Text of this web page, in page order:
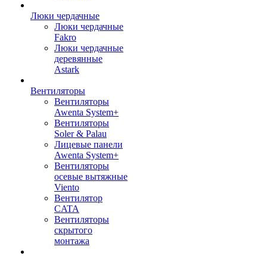
Люки чердачные
Люки чердачные
Fakro
Люки чердачные
деревянные
Astark
Вентиляторы
Вентиляторы
Awenta System+
Вентиляторы
Soler & Palau
Лицевые панели
Awenta System+
Вентиляторы
осевые вытяжные
Viento
Вентилятор
CATA
Вентиляторы
скрытого
монтажа